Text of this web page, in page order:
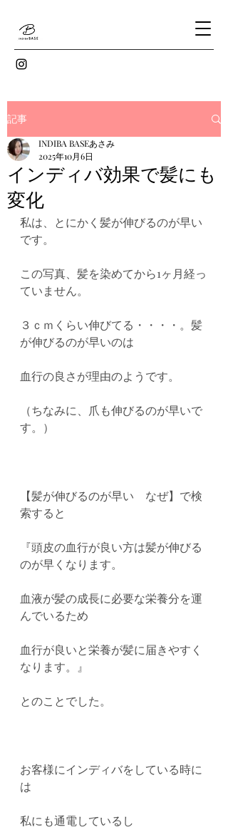
記事
インディバ効果で髪にも
変化
INDIBA BASEあさみ
2025年10月6日
私は、とにかく髪が伸びるのが早い
です。
この写真、髪を染めてから1ヶ月経っ
ていません。
３ｃｍくらい伸びてる・・・・。髪
が伸びるのが早いのは
血行の良さが理由のようです。
（ちなみに、爪も伸びるのが早いで
す。）
【髪が伸びるのが早い　なぜ】で検
索すると
『頭皮の血行が良い方は髪が伸びる
のが早くなります。
血液が髪の成長に必要な栄養分を運
んでいるため
血行が良いと栄養が髪に届きやすく
なります。』
とのことでした。
お客様にインディバをしている時に
は
私にも通電しているし